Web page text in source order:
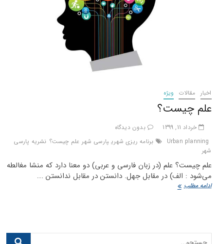
اخبار مقالات ویژه
علم چیست؟
خرداد 11, 1399
بدون دیدگاه
Urban planning
برنامه ریزی شهری پارسی شهر علم چیست؟ نشریه پارسی
شهر
علم چیست؟ علم (در زبان فارسی و عربی) دو معنا دارد که منشا مغالطه
می‌شود : الف) در مقابل جهل. دانستن در مقابل ندانستن .…
ادامه مطلب علم
جستجو...